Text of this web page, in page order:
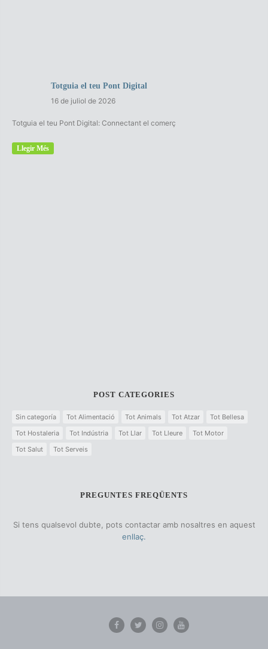
Totguia el teu Pont Digital
16 de juliol de 2026
Totguia el teu Pont Digital: Connectant el comerç
Llegir Més
POST CATEGORIES
Sin categoría Tot Alimentació Tot Animals Tot Atzar
Tot Bellesa
Tot Hostaleria
Tot Indústria Tot Llar Tot Lleure
Tot Motor
Tot Salut
Tot Serveis
PREGUNTES FREQÜENTS
Si tens qualsevol dubte, pots contactar amb nosaltres en aquest
enllaç.